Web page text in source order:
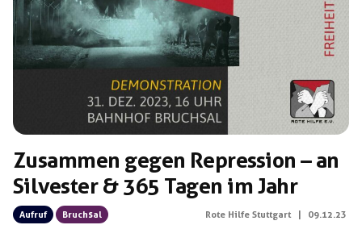
Zusammen gegen Repression – an
Silvester & 365 Tagen im Jahr
Aufruf Bruchsal Rote Hilfe Stuttgart 09.12.23